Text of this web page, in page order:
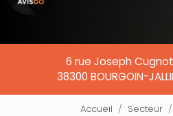
6 rue Joseph Cugnot
38300 BOURGOIN-
Accueil Secteur